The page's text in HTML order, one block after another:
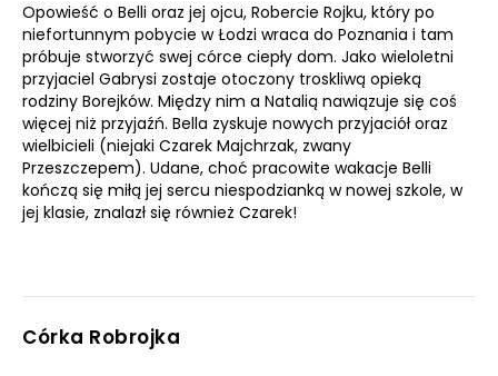
Opowieść o Belli oraz jej ojcu, Robercie Rojku, który po
niefortunnym pobycie w Łodzi wraca do Poznania i tam
próbuje stworzyć swej córce ciepły dom. Jako wieloletni
przyjaciel Gabrysi zostaje otoczony troskliwą opieką
rodziny Borejków. Między nim a Natalią nawiązuje się coś
więcej niż przyjaźń. Bella zyskuje nowych przyjaciół oraz
wielbicieli (niejaki Czarek Majchrzak, zwany
Przeszczepem). Udane, choć pracowite wakacje Belli
kończą się miłą jej sercu niespodzianką w nowej szkole, w
jej klasie, znalazł się również Czarek!
Córka Robrojka